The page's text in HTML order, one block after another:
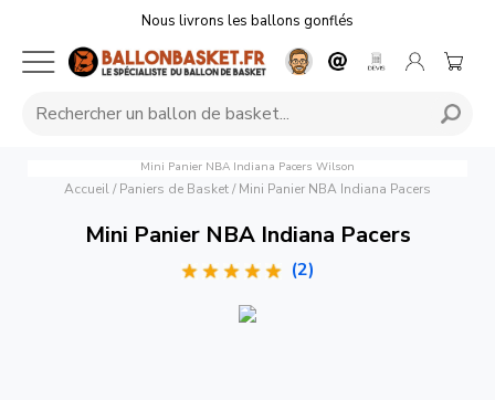
Nous livrons les ballons gonflés
Mini Panier NBA Indiana Pacers Wilson
Accueil/ Paniers de Basket/ Mini Panier NBA Indiana Pacers
Mini Panier NBA Indiana Pacers
(2)